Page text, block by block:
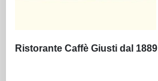
Ristorante Caffè Giusti dal 1889